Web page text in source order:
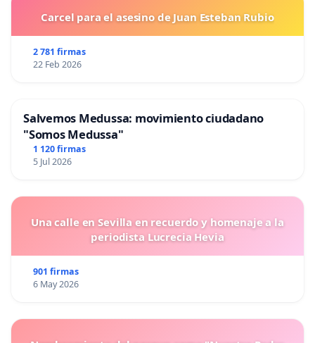
Carcel para el asesino de Juan Esteban Rubio
2 781 firmas
22 Feb 2026
Salvemos Medussa: movimiento ciudadano
"Somos Medussa"
1 120 firmas
5 Jul 2026
Una calle en Sevilla en recuerdo y homenaje a la
periodista Lucrecia Hevia
901 firmas
6 May 2026